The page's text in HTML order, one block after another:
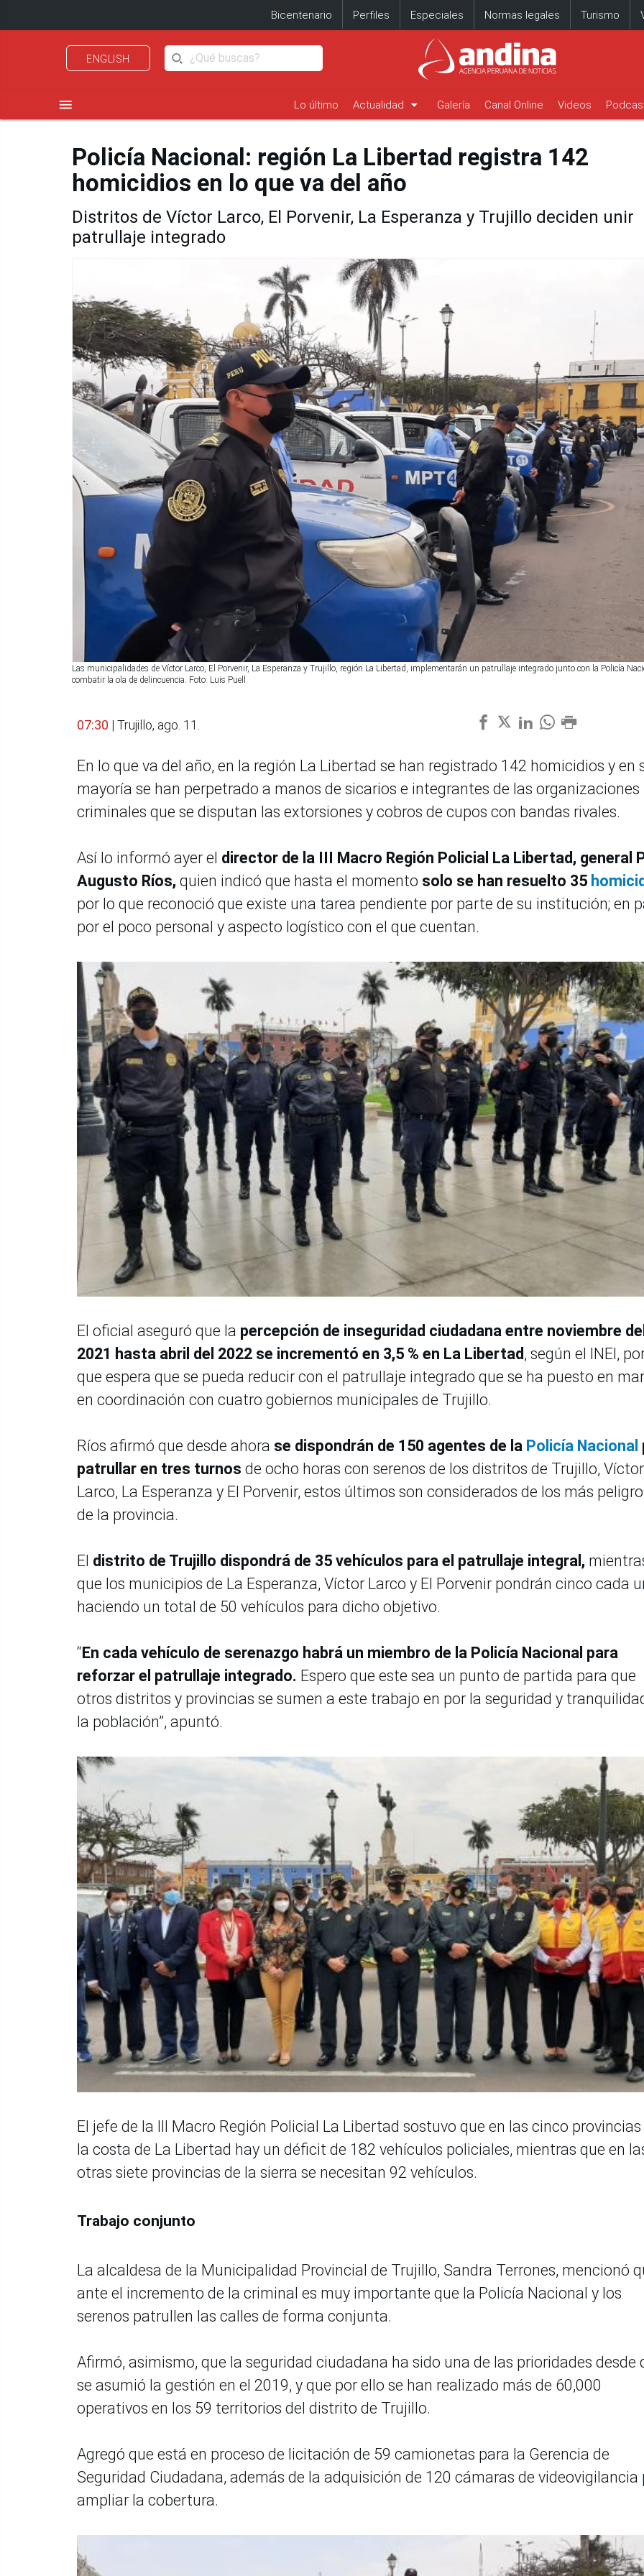
Bicentenario Perfiles Especiales Normas legales Turismo
ENGLISH
menu Lo último Actualidad arrow_drop_down Galería Canal Online Videos
Policía Nacional: región La Libertad registra 142
homicidios en lo que va del año
Distritos de Víctor Larco, El Porvenir, La Esperanza y Trujillo deciden unir
patrullaje integrado
Las municipalidades de Víctor Larco, El Porvenir, La Esperanza y Trujillo, región La Libertad, implementarán un patrullaje integrado junto con la Policía
combatir la ola de delincuencia. Foto: Luis Puell
07:30 | Trujillo, ago. 11.
En lo que va del año, en la región La Libertad se han registrado 142 homicidios y en
mayoría se han perpetrado a manos de sicarios e integrantes de las organizaciones
criminales que se disputan las extorsiones y cobros de cupos con bandas rivales.
Así lo informó ayer el director de la III Macro Región Policial La Libertad, general
Augusto Ríos, quien indicó que hasta el momento solo se han resuelto 35
por lo que reconoció que existe una tarea pendiente por parte de su institución; en
por el poco personal y aspecto logístico con el que cuentan.
El oficial aseguró que la percepción de inseguridad ciudadana entre noviembre
2021 hasta abril del 2022 se incrementó en 3,5 % en La Libertad, según el INEI,
que espera que se pueda reducir con el patrullaje integrado que se ha puesto en
en coordinación con cuatro gobiernos municipales de Trujillo.
Ríos afirmó que desde ahora se dispondrán de 150 agentes de la Policía Nacional
patrullar en tres turnos de ocho horas con serenos de los distritos de Trujillo, Víctor
Larco, La Esperanza y El Porvenir, estos últimos son considerados de los más
de la provincia.
El distrito de Trujillo dispondrá de 35 vehículos para el patrullaje integral,
que los municipios de La Esperanza, Víctor Larco y El Porvenir pondrán cinco cada
haciendo un total de 50 vehículos para dicho objetivo.
“En cada vehículo de serenazgo habrá un miembro de la Policía Nacional para
reforzar el patrullaje integrado. Espero que este sea un punto de partida para que
otros distritos y provincias se sumen a este trabajo en por la seguridad y
la población”, apuntó.
El jefe de la III Macro Región Policial La Libertad sostuvo que en las cinco provincias
la costa de La Libertad hay un déficit de 182 vehículos policiales, mientras que en
otras siete provincias de la sierra se necesitan 92 vehículos.
Trabajo conjunto
La alcaldesa de la Municipalidad Provincial de Trujillo, Sandra Terrones, mencionó
ante el incremento de la criminal es muy importante que la Policía Nacional y los
serenos patrullen las calles de forma conjunta.
Afirmó, asimismo, que la seguridad ciudadana ha sido una de las prioridades desde
se asumió la gestión en el 2019, y que por ello se han realizado más de 60,000
operativos en los 59 territorios del distrito de Trujillo.
Agregó que está en proceso de licitación de 59 camionetas para la Gerencia de
Seguridad Ciudadana, además de la adquisición de 120 cámaras de videovigilancia
ampliar la cobertura.